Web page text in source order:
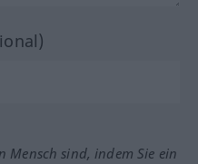
Mensch sind, indem Sie ein